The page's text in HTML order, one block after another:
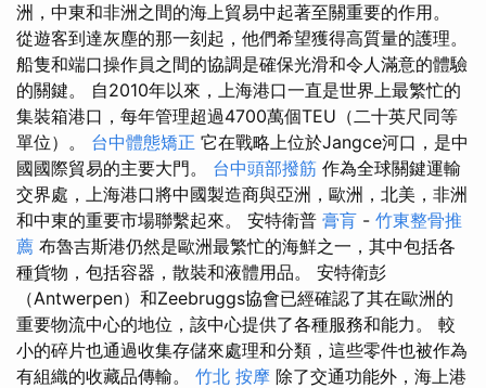
洲，中東和非洲之間的海上貿易中起著至關重要的作用。
從遊客到達灰塵的那一刻起，他們希望獲得高質量的護理。
船隻和端口操作員之間的協調是確保光滑和令人滿意的體驗
的關鍵。 自2010年以來，上海港口一直是世界上最繁忙的
集裝箱港口，每年管理超過4700萬個TEU（二十英尺同等
單位）。 台中體態矯正 它在戰略上位於Jangce河口，是中
國國際貿易的主要大門。 台中頭部撥筋 作為全球關鍵運輸
交界處，上海港口將中國製造商與亞洲，歐洲，北美，非洲
和中東的重要市場聯繫起來。 安特衛普 膏肓 - 竹東整骨推
薦 布魯吉斯港仍然是歐洲最繁忙的海鮮之一，其中包括各
種貨物，包括容器，散裝和液體用品。 安特衛彭
（Antwerpen）和Zeebruggs協會已經確認了其在歐洲的
重要物流中心的地位，該中心提供了各種服務和能力。 較
小的碎片也通過收集存儲來處理和分類，這些零件也被作為
有組織的收藏品傳輸。 竹北 按摩 除了交通功能外，海上港